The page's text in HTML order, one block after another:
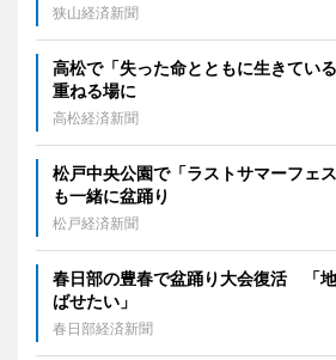
狭山経済新聞
高松で「失った命とともに生きてい
重ねる場に
高松経済新聞
松戸中央公園で「ラストサマーフェ
も一緒に盆踊り
松戸経済新聞
春日部の豊春で盆踊り大会復活 「
ばせたい」
春日部経済新聞